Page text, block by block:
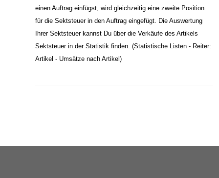
einen Auftrag einfügst, wird gleichzeitig eine zweite Position
für die Sektsteuer in den Auftrag eingefügt. Die Auswertung
Ihrer Sektsteuer kannst Du über die Verkäufe des Artikels
Sektsteuer in der Statistik finden. (Statistische Listen - Reiter:
Artikel - Umsätze nach Artikel)